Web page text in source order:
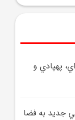
پهپادي و
جديد به فضا